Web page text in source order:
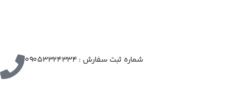
شماره ثبت سفارش : 09053324334